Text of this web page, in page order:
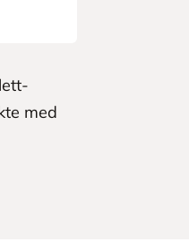
med